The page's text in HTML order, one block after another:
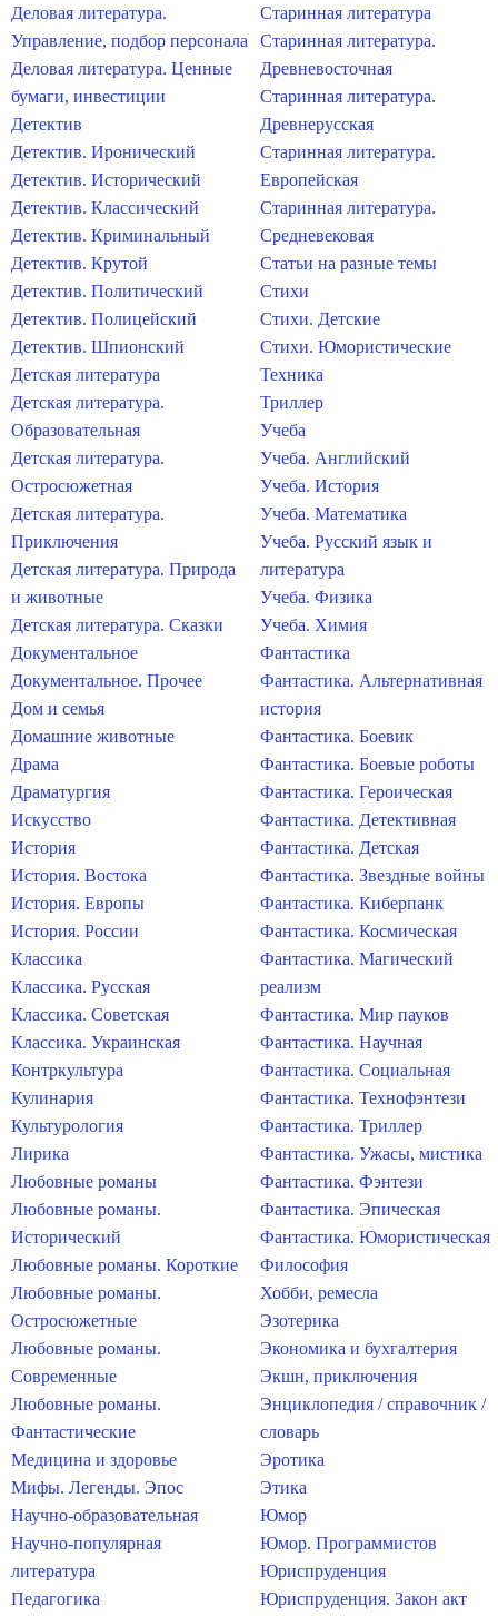
Деловая литература.
Управление, подбор персонала
Деловая литература. Ценные
бумаги, инвестиции
Детектив
Детектив. Иронический
Детектив. Исторический
Детектив. Классический
Детектив. Криминальный
Детектив. Крутой
Детектив. Политический
Детектив. Полицейский
Детектив. Шпионский
Детская литература
Детская литература.
Образовательная
Детская литература.
Остросюжетная
Детская литература.
Приключения
Детская литература. Природа
и животные
Детская литература. Сказки
Документальное
Документальное. Прочее
Дом и семья
Домашние животные
Драма
Драматургия
Искусство
История
История. Востока
История. Европы
История. России
Классика
Классика. Русская
Классика. Советская
Классика. Украинская
Контркультура
Кулинария
Культурология
Лирика
Любовные романы
Любовные романы.
Исторический
Любовные романы. Короткие
Любовные романы.
Остросюжетные
Любовные романы.
Современные
Любовные романы.
Фантастические
Медицина и здоровье
Мифы. Легенды. Эпос
Научно-образовательная
Научно-популярная
литература
Педагогика
Старинная литература
Старинная литература.
Древневосточная
Старинная литература.
Древнерусская
Старинная литература.
Европейская
Старинная литература.
Средневековая
Статьи на разные темы
Стихи
Стихи. Детские
Стихи. Юмористические
Техника
Триллер
Учеба
Учеба. Английский
Учеба. История
Учеба. Математика
Учеба. Русский язык и
литература
Учеба. Физика
Учеба. Химия
Фантастика
Фантастика. Альтернативная
история
Фантастика. Боевик
Фантастика. Боевые роботы
Фантастика. Героическая
Фантастика. Детективная
Фантастика. Детская
Фантастика. Звездные войны
Фантастика. Киберпанк
Фантастика. Космическая
Фантастика. Магический
реализм
Фантастика. Мир пауков
Фантастика. Научная
Фантастика. Социальная
Фантастика. Технофэнтези
Фантастика. Триллер
Фантастика. Ужасы, мистика
Фантастика. Фэнтези
Фантастика. Эпическая
Фантастика. Юмористическая
Философия
Хобби, ремесла
Эзотерика
Экономика и бухгалтерия
Экшн, приключения
Энциклопедия / справочник /
словарь
Эротика
Этика
Юмор
Юмор. Программистов
Юриспруденция
Юриспруденция. Закон акт